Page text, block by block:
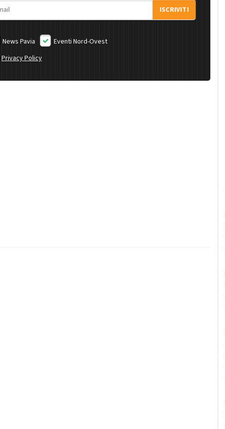
ISCRIVITI
News Pavia
Eventi Nord-Ovest
Privacy Policy